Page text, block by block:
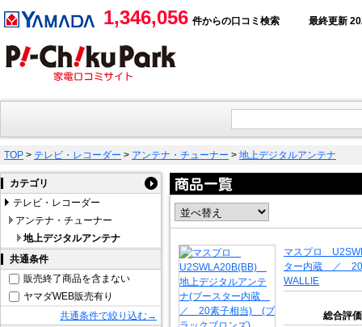
1,346,056 件からの口コミ検索 最終更新
TOP > テレビ・レコーダー > アンテナ・チューナー > 地上デジタルアンテナ
カテゴリ
テレビ・レコーダー
アンテナ・チューナー
地上デジタルアンテナ
共通条件
販売終了商品を含まない
ヤマダWEB販売有り
共通条件で絞り込む→
マスプロ
ター内蔵 ／
WALLIE
総合評価